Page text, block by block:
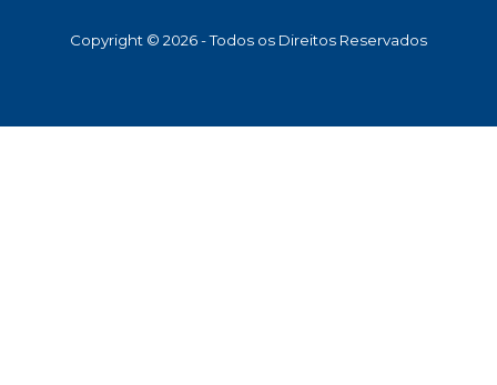
Copyright © 2026 - Todos os Direitos Reservados